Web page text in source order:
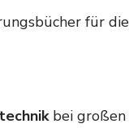
für die
bei großen